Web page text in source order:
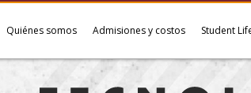
Quiénes somos Admisiones y costos Student